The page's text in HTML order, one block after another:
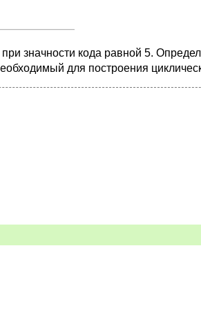
значности кода равной 5.
для построения